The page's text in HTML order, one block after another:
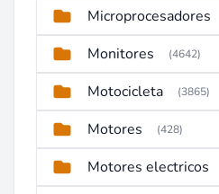
Microprocesadores
Monitores (4642)
Motocicleta (3865)
Motores (428)
Motores electricos